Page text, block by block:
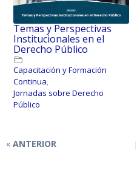
Temas y Perspectivas
Institucionales en el
Derecho Público
Capacitación y Formación
Continua,
Jornadas sobre Derecho
Público
ANTERIOR